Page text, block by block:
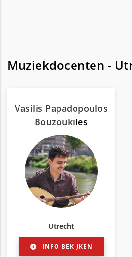
Muziekdocenten -
Vasilis Papadopoulos
Bouzoukiles
Utrecht
INFO BEKIJKEN